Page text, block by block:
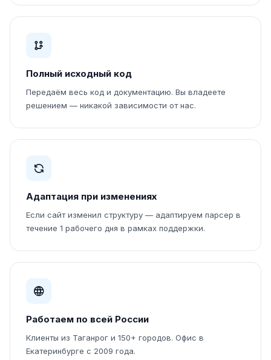
Полный исходный код
Передаём весь код и документацию. Вы владеете
решением — никакой зависимости от нас.
Адаптация при изменениях
Если сайт изменил структуру — адаптируем парсер в
течение 1 рабочего дня в рамках поддержки.
Работаем по всей России
Клиенты из Таганрог и 150+ городов. Офис в
Екатеринбурге с 2009 года.